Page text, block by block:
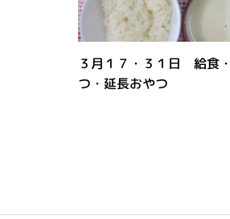
３月１７・３１日 給食
つ・延長おやつ